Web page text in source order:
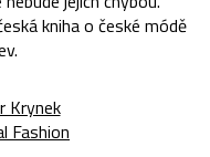
kniha o české módě
Krynek
Fashion